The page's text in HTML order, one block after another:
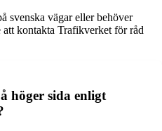
svenska vägar eller behöver
kontakta Trafikverket för råd
höger sida enligt